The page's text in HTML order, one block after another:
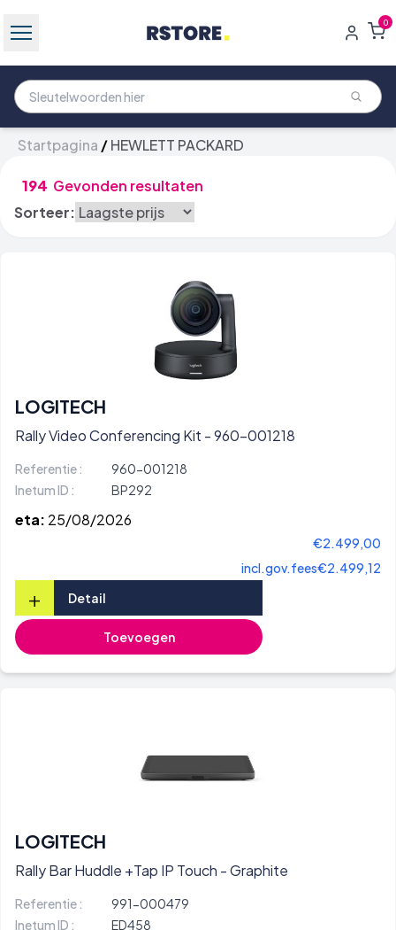
0
Startpagina /HEWLETT PACKARD
194 Gevonden resultaten
Sorteer:
LOGITECH
Rally Video Conferencing Kit - 960-001218
Referentie :
960-001218
Inetum ID :
BP292
eta: 25/08/2026
€2.499,00
incl.gov.fees€2.499,12
+ Detail
Toevoegen
LOGITECH
Rally Bar Huddle +Tap IP Touch - Graphite
Referentie :
991-000479
Inetum ID :
ED458